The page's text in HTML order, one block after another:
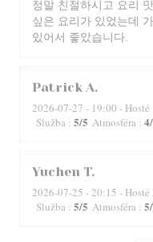
정말 친절하시고 요리
싶은 요리가 있었는데
있어서 좋았습니다.
Patrick A
2026-07-27 - 19:00 - Hosté
Služba : 5/5 Atmosféra : 4
Yuchen T
2026-07-25 - 20:15 - Hosté
Služba : 5/5 Atmosféra : 5